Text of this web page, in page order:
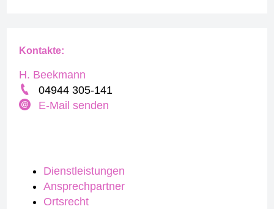
Dienstleistungen
Ansprechpartner
Ortsrecht
Kontakte:
H. Beekmann
04944 305-141
E-Mail senden